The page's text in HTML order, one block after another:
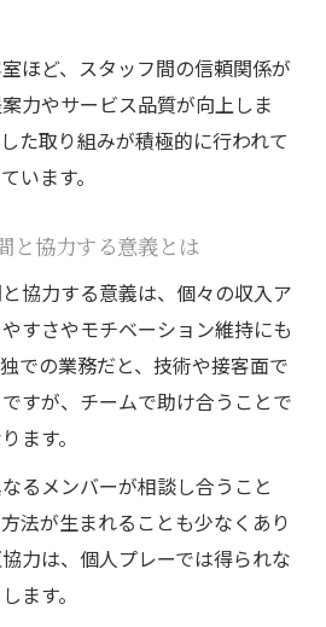
ほど、スタッフ間の信頼関係が
力やサービス品質が向上しま
た取り組みが積極的に行われて
います。
と協力する意義とは
協力する意義は、個々の収入ア
すさやモチベーション維持にも
での業務だと、技術や接客面で
すが、チームで助け合うことで
ます。
るメンバーが相談し合うこと
法が生まれることも少なくあり
力は、個人プレーでは得られな
ます。